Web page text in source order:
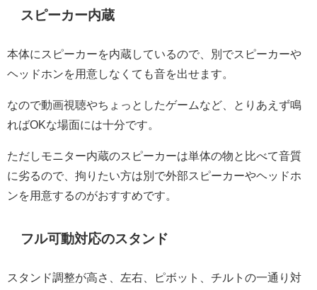
スピーカー内蔵
本体にスピーカーを内蔵しているので、別でスピーカーや
ヘッドホンを用意しなくても音を出せます。
なので動画視聴やちょっとしたゲームなど、とりあえず鳴
ればOKな場面には十分です。
ただしモニター内蔵のスピーカーは単体の物と比べて音質
に劣るので、拘りたい方は別で外部スピーカーやヘッドホ
ンを用意するのがおすすめです。
フル可動対応のスタンド
スタンド調整が高さ、左右、ピボット、チルトの一通り対